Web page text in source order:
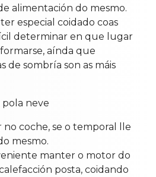
alimentación do mesmo.
especial coidado coas
determinar en que lugar
aínda que
de sombría son as máis
neve
no coche, se o temporal lle
mesmo.
manter o motor do
posta, coidando